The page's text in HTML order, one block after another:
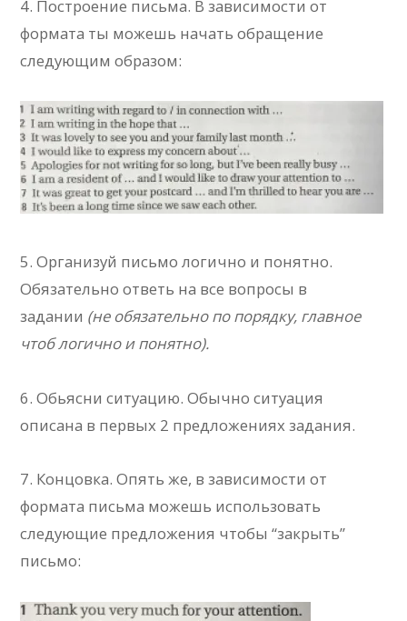
4. Построение письма. В зависимости от
формата ты можешь начать обращение
следующим образом:
5. Организуй письмо логично и понятно.
Обязательно ответь на все вопросы в
задании (не обязательно по порядку, главное
чтоб логично и понятно).
6. Обьясни ситуацию. Обычно ситуация
описана в первых 2 предложениях задания.
7. Концовка. Опять же, в зависимости от
формата письма можешь использовать
следующие предложения чтобы “закрыть”
письмо: